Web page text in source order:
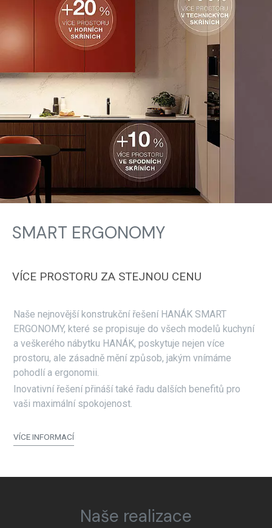
SMART ERGONOMY
VÍCE PROSTORU ZA STEJNOU CENU
Naše nejnovější konstrukční řešení HANÁK SMART
ERGONOMY, které se propisuje do všech modelů kuchyní
a veškerého nábytku HANÁK, poskytuje nejen více
prostoru, ale zásadně mění způsob, jakým vnímáme
pohodlí a ergonomii.
Inovativní řešení přináší také řadu dalších benefitů pro
vaši maximální spokojenost.
VÍCE INFORMACÍ
Naše realizace